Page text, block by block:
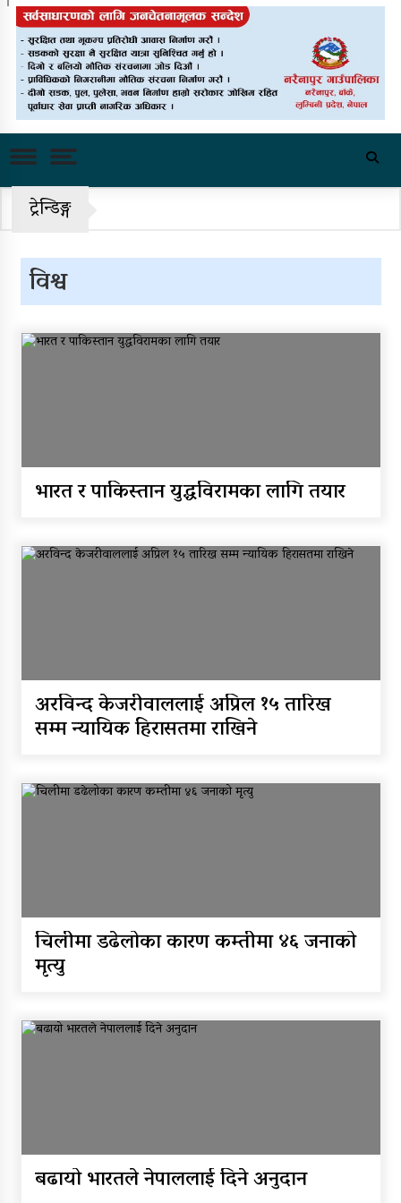
संस्थापन इतरको ५५१ सदस्यीय
मूल आयोजक समिति
चीनको दबाबपछि तिब्बत
सम्मेलनमा दलाई लामाका
प्रतिनिधि नआउने
पहिरो र बाढीका कारण देशका
विभिन्न राजमार्ग अवरुद्ध
सञ्चालनमा, शुल्कदर यस्तो छ…
पुन: एमाले-नेकपा सहकार्यमा,
प्रदेशको भागबण्डा यस्तो छ…
घरमाथि पहिरो खस्दा ३ वर्षीय
बालकको मृत्यु, दुई घाइते
घरमाथिबाट पहिरो खसेपछि १३
घरधुरी स्थानान्तरण
ट्रेन्डिङ्ग
विश्व
भारत र पाकिस्तान युद्धविरामका लागि तयार
अरविन्द केजरीवाललाई अप्रिल १५ तारिख
सम्म न्यायिक हिरासतमा राखिने
चिलीमा डढेलोका कारण कम्तीमा ४६ जनाको
मृत्यु
बढायो भारतले नेपाललाई दिने अनुदान